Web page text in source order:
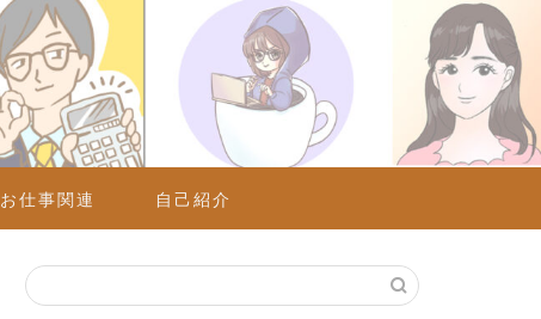
お仕事関連 自己紹介